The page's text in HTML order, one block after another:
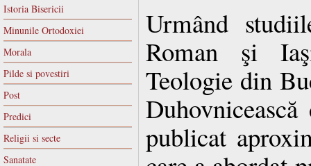
Istoria Bisericii
Minunile Ortodoxiei
Morala
Pilde si povestiri
Post
Predici
Religii si secte
Sanatate
Urmând
Roman şi
Teologie din
publicat